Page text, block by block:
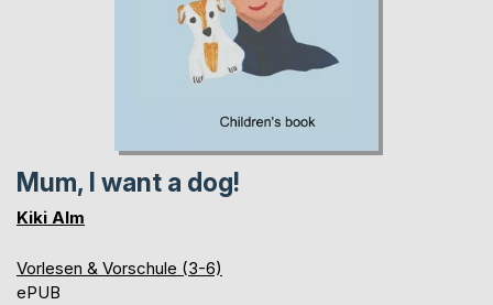
Mum, I want a dog!
Kiki Alm
Vorlesen & Vorschule (3-6)
ePUB